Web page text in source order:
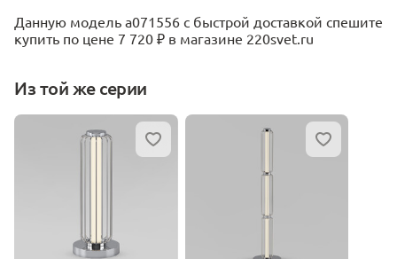
Данную модель a071556 с быстрой доставкой спешите
купить по цене 7 720 ₽ в магазине 220svet.ru
Из той же серии